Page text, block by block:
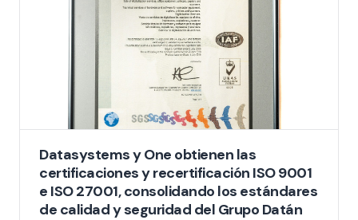
Datasystems y One obtienen las
certificaciones y recertificación ISO 9001
e ISO 27001, consolidando los estándares
de calidad y seguridad del Grupo Datán